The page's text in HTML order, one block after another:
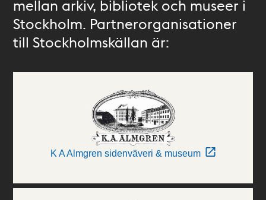
mellan arkiv, bibliotek och museer i
Stockholm. Partnerorganisationer
till Stockholmskällan är:
K A Almgren sidenväveri & museum